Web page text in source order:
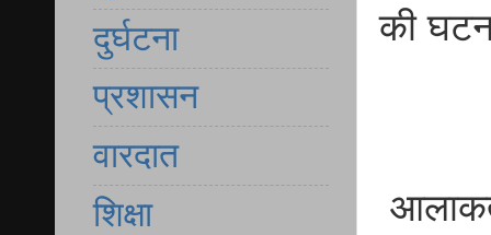
की
दुर्घटना
प्रशासन
वारदात
शिक्षा